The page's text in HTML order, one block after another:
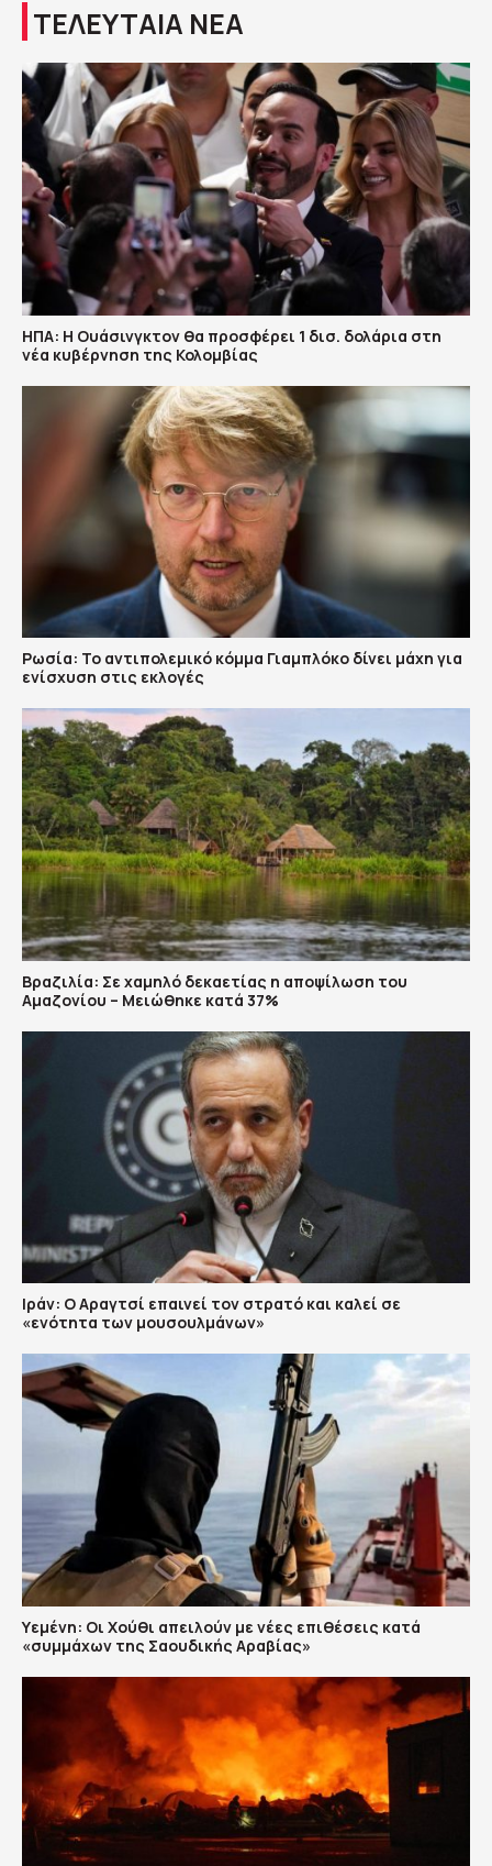
ΤΕΛΕΥΤΑΙΑ ΝΕΑ
ΗΠΑ: H Ουάσινγκτον θα προσφέρει 1 δισ. δολάρια στη
νέα κυβέρνηση της Κολομβίας
Ρωσία: Το αντιπολεμικό κόμμα Γιαμπλόκο δίνει μάχη για
ενίσχυση στις εκλογές
Βραζιλία: Σε χαμηλό δεκαετίας η αποψίλωση του
Αμαζονίου – Μειώθηκε κατά 37%
Ιράν: Ο Αραγτσί επαινεί τον στρατό και καλεί σε
«ενότητα των μουσουλμάνων»
Υεμένη: Οι Χούθι απειλούν με νέες επιθέσεις κατά
«συμμάχων της Σαουδικής Αραβίας»